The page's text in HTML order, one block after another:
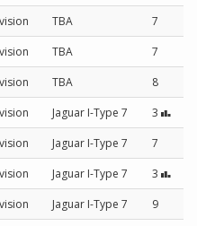
TBA
7
TBA
7
TBA
8
Jaguar I-Type 7
3
Jaguar I-Type 7
7
Jaguar I-Type 7
3
Jaguar I-Type 7
9